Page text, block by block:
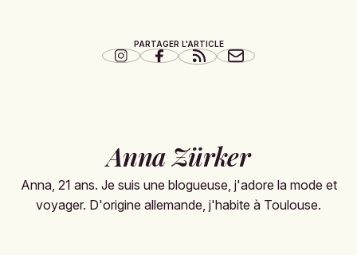
PARTAGER L'ARTICLE
Anna Zürker
Anna, 21 ans. Je suis une blogueuse, j'adore la mode et
voyager. D'origine allemande, j'habite à Toulouse.